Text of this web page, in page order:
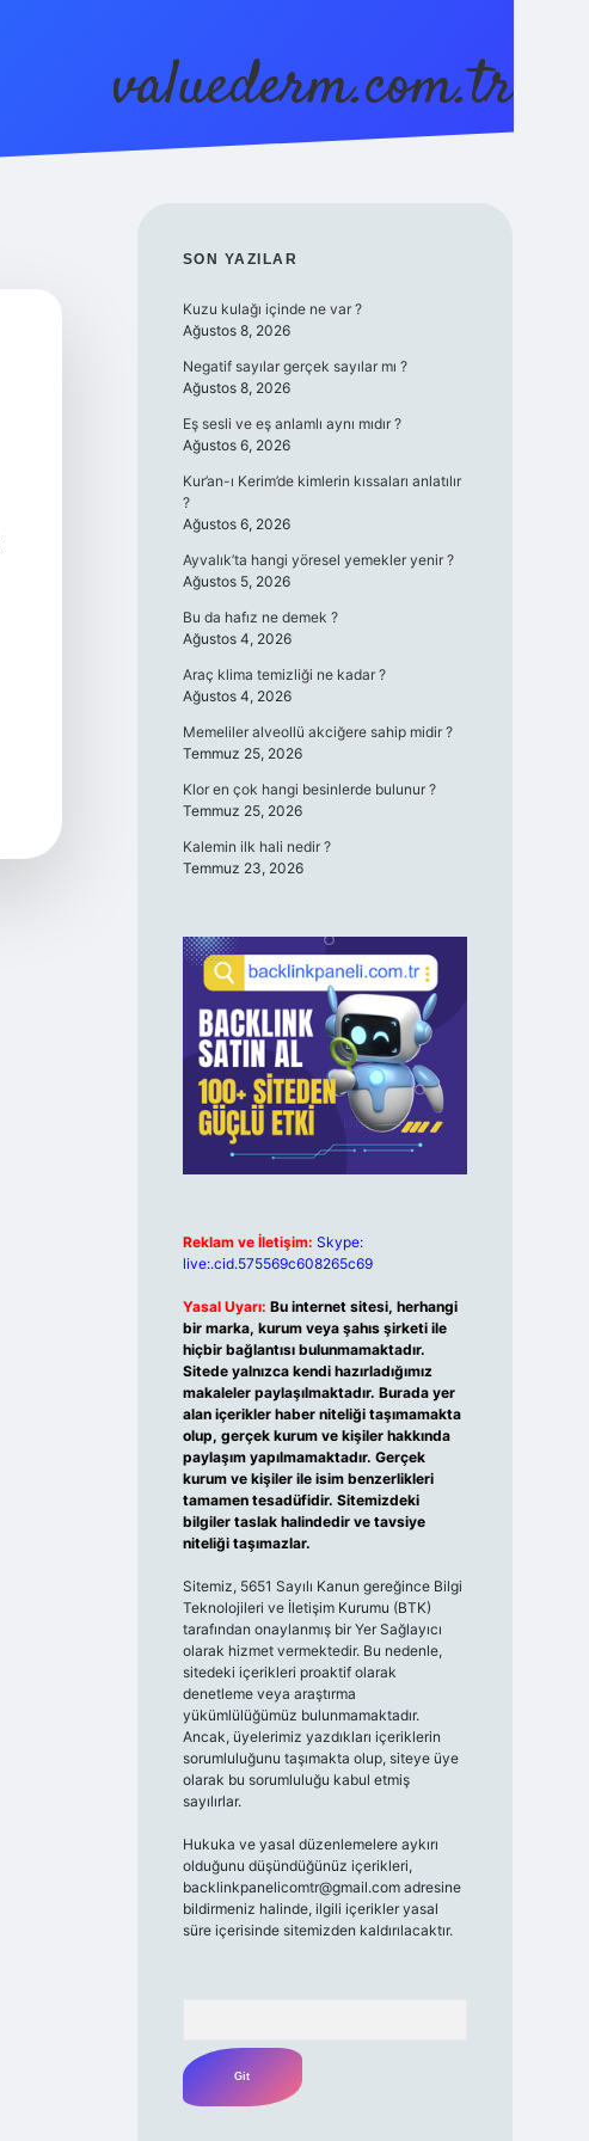
valuederm.com.tr
SIDEBAR
SON YAZILAR
Kuzu kulağı içinde ne var ?
Ağustos 8, 2026
Negatif sayılar gerçek sayılar mı ?
Ağustos 8, 2026
Eş sesli ve eş anlamlı aynı mıdır ?
Ağustos 6, 2026
Kur’an-ı Kerim’de kimlerin kıssaları anlatılır
?
Ağustos 6, 2026
Ayvalık’ta hangi yöresel yemekler yenir ?
Ağustos 5, 2026
Bu da hafız ne demek ?
Ağustos 4, 2026
Araç klima temizliği ne kadar ?
Ağustos 4, 2026
Memeliler alveollü akciğere sahip midir ?
Temmuz 25, 2026
Klor en çok hangi besinlerde bulunur ?
Temmuz 25, 2026
Kalemin ilk hali nedir ?
Temmuz 23, 2026
Reklam ve İletişim: Skype:
live:.cid.575569c608265c69
Yasal Uyarı: Bu internet sitesi, herhangi
bir marka, kurum veya şahıs şirketi ile
hiçbir bağlantısı bulunmamaktadır.
Sitede yalnızca kendi hazırladığımız
makaleler paylaşılmaktadır. Burada yer
alan içerikler haber niteliği taşımamakta
olup, gerçek kurum ve kişiler hakkında
paylaşım yapılmamaktadır. Gerçek
kurum ve kişiler ile isim benzerlikleri
tamamen tesadüfidir. Sitemizdeki
bilgiler taslak halindedir ve tavsiye
niteliği taşımazlar.
Sitemiz, 5651 Sayılı Kanun gereğince Bilgi
Teknolojileri ve İletişim Kurumu (BTK)
tarafından onaylanmış bir Yer Sağlayıcı
olarak hizmet vermektedir. Bu nedenle,
sitedeki içerikleri proaktif olarak
denetleme veya araştırma
yükümlülüğümüz bulunmamaktadır.
Ancak, üyelerimiz yazdıkları içeriklerin
sorumluluğunu taşımakta olup, siteye üye
olarak bu sorumluluğu kabul etmiş
sayılırlar.
Hukuka ve yasal düzenlemelere aykırı
olduğunu düşündüğünüz içerikleri,
backlinkpanelicomtr@gmail.comadresine
bildirmeniz halinde, ilgili içerikler yasal
süre içerisinde sitemizden kaldırılacaktır.